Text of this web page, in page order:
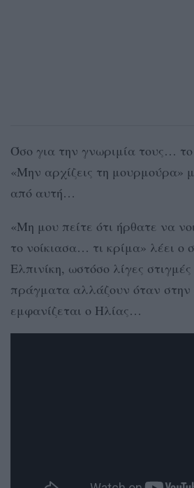
Όσο για την γνωριμία τους…
«Μην αρχίζεις τη μουρμούρα»
από αυτή…
«Μη μου πείτε ότι ήρθατε να
το νοίκιασα… τι κρίμα» λέει ο
Ελπινίκη, ωστόσο λίγες
πράγματα αλλάζουν όταν στην
εμφανίζεται ο Ηλίας…